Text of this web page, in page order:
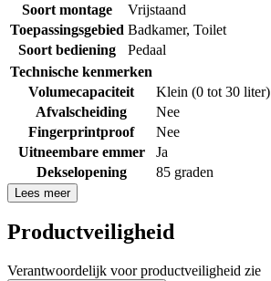
Soort montage
Vrijstaand
Toepassingsgebied Badkamer, Toilet
Soort bediening
Pedaal
Technische kenmerken
Volumecapaciteit
Klein (0 tot 30 liter)
Afvalscheiding
Nee
Fingerprintproof
Nee
Uitneembare emmer
Ja
Dekselopening
85 graden
Lees meer
Productveiligheid
Verantwoordelijk voor productveiligheid zie